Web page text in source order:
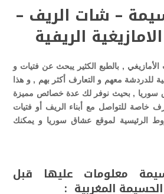
– شات الريف –
الريفية
, بالطبع الكثير يبحث عن فتيات و
للدردشة معهم و التعارف أكثر بهم , و هذا
سوريا , بحيث نوفر لك عدة خصائص مميزة
خاصة للتواصل مع أبناء الريف أو فتيات
الرئيسية لموقع عشاق سوريا و يمكنك
معلومات عليها قبل
المغربية :